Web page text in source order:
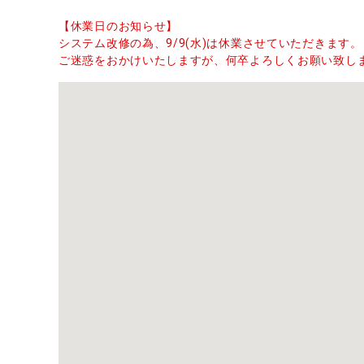
【休業日のお知らせ】
システム改修の為、9/9(水)は休業させていただきます。
ご迷惑をおかけいたしますが、何卒よろしくお願い致し